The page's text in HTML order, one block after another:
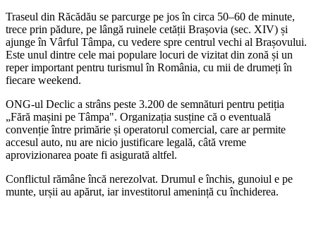
Traseul din Răcădău se parcurge pe jos în circa 50–60 de minute,
trece prin pădure, pe lângă ruinele cetății Brașovia (sec. XIV) și
ajunge în Vârful Tâmpa, cu vedere spre centrul vechi al Brașovului.
Este unul dintre cele mai populare locuri de vizitat din zonă și un
reper important pentru turismul în România, cu mii de drumeți în
fiecare weekend.
ONG-ul Declic a strâns peste 3.200 de semnături pentru petiția
„Fără mașini pe Tâmpa". Organizația susține că o eventuală
convenție între primărie și operatorul comercial, care ar permite
accesul auto, nu are nicio justificare legală, câtă vreme
aprovizionarea poate fi asigurată altfel.
Conflictul rămâne încă nerezolvat. Drumul e închis, gunoiul e pe
munte, urșii au apărut, iar investitorul amenință cu închiderea.